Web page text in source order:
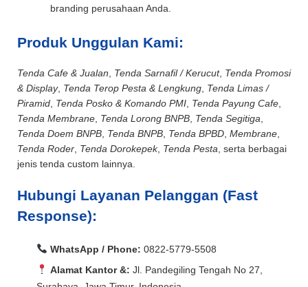
branding perusahaan Anda.
Produk Unggulan Kami:
Tenda Cafe & Jualan Tenda Sarnafil / Kerucut, Tenda Promosi
& Display, Tenda Terop Pesta & Lengkung Tenda Limas /
Piramid Tenda Posko & Komando PMI Tenda Payung Cafe
Tenda Membrane Tenda Lorong BNPB Tenda Segitiga
Tenda Doem BNPB Tenda BNPB Tenda BPBD Membrane
Tenda Roder Tenda Dorokepek, Tenda Pesta , serta berbagai
jenis tenda custom lainnya.
Hubungi Layanan Pelanggan (Fast
Response):
WhatsApp / Phone: 0822-5779-5508
Alamat Kantor &: Jl. Pandegiling Tengah No 27,